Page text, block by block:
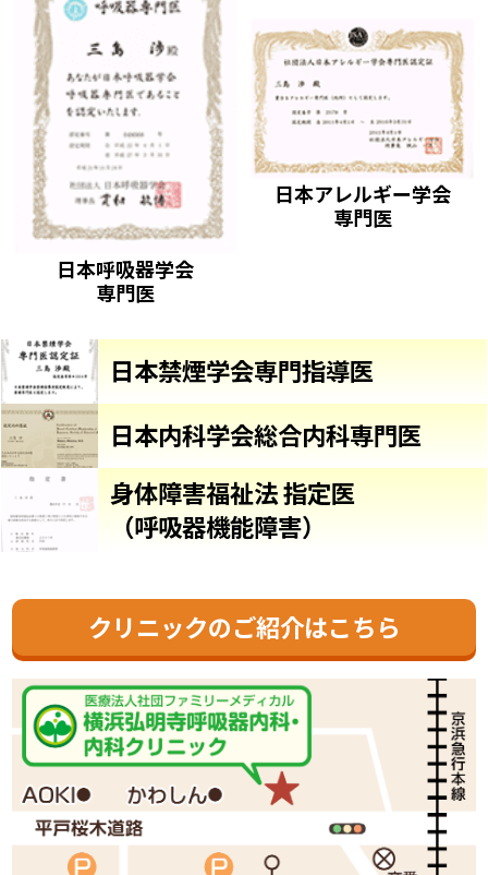
日本呼吸器学会
専門医
日本アレルギー学会
専門医
日本禁煙学会専門指導医
日本内科学会総合内科専門医
身体障害福祉法 指定医
（呼吸器機能障害）
クリニックのご紹介はこちら